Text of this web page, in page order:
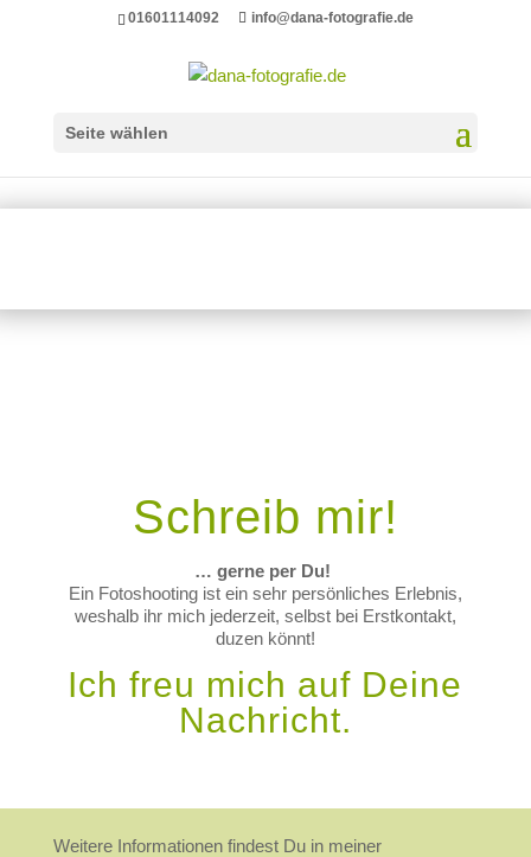
01601114092 info@dana-fotografie.de
Seite wählen
Schreib mir!
… gerne per Du!
Ein Fotoshooting ist ein sehr persönliches Erlebnis,
weshalb ihr mich jederzeit, selbst bei Erstkontakt,
duzen könnt!
Ich freu mich auf Deine
Nachricht.
Weitere Informationen findest Du in meiner